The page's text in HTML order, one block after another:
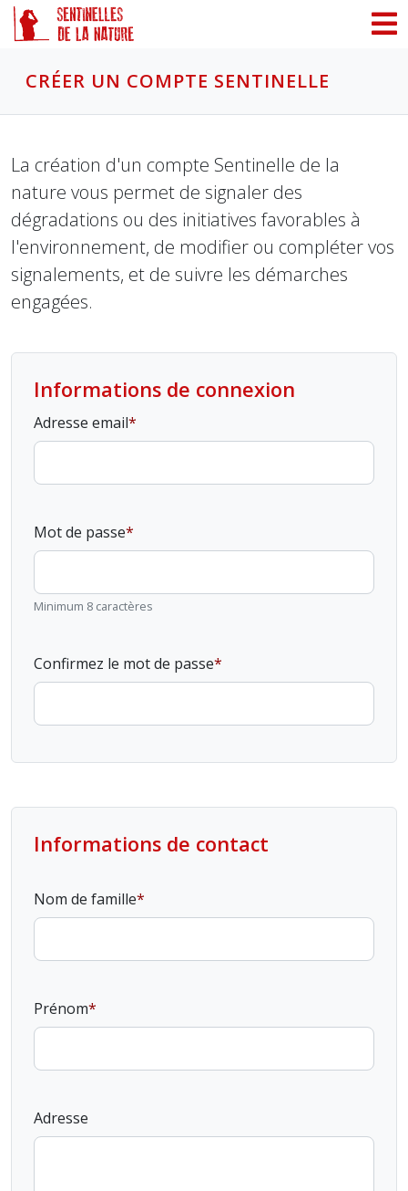
CRÉER UN COMPTE SENTINELLE
La création d'un compte Sentinelle de la
nature vous permet de signaler des
dégradations ou des initiatives favorables à
l'environnement, de modifier ou compléter vos
signalements, et de suivre les démarches
engagées.
Informations de connexion
Adresse email
Mot de passe
Minimum 8 caractères
Confirmez le mot de passe
Informations de contact
Nom de famille
Prénom
Adresse
Panneau de gestion des cookies